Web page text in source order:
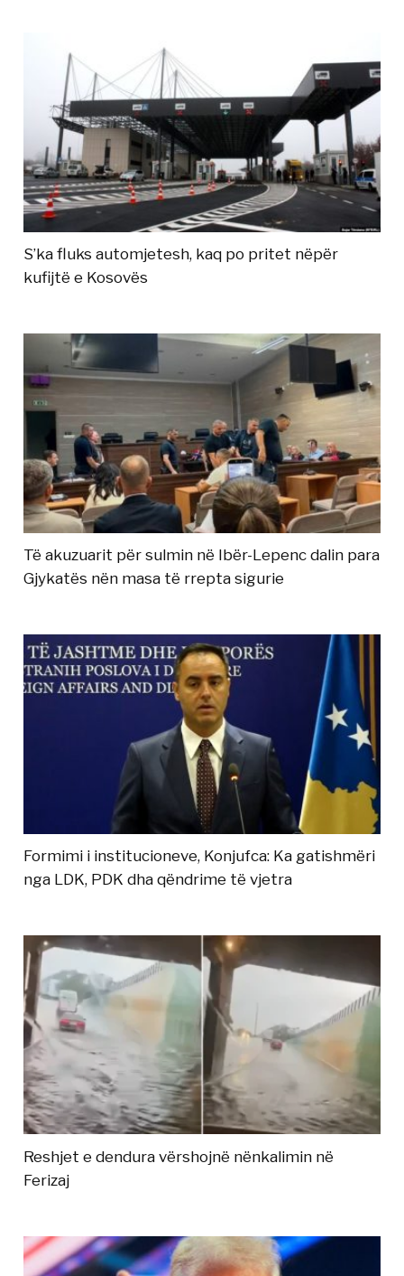
S’ka fluks automjetesh, kaq po pritet nëpër
kufijtë e Kosovës
Të akuzuarit për sulmin në Ibër-Lepenc dalin para
Gjykatës nën masa të rrepta sigurie
Formimi i institucioneve, Konjufca: Ka gatishmëri
nga LDK, PDK dha qëndrime të vjetra
Reshjet e dendura vërshojnë nënkalimin në
Ferizaj